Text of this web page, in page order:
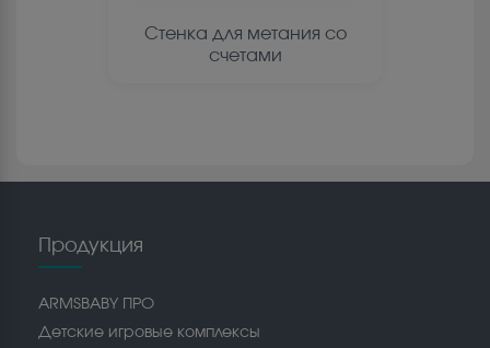
Стенка для метания со
счетами
Продукция
ARMSBABY ПРО
Детские игровые комплексы